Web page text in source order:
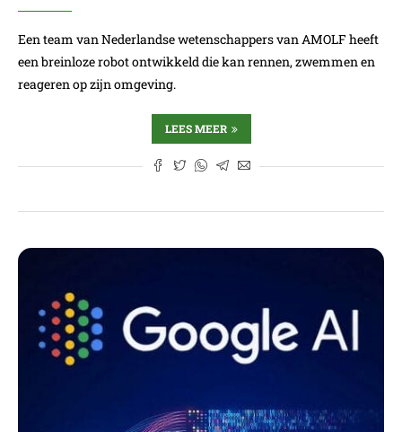
Een team van Nederlandse wetenschappers van AMOLF heeft
een breinloze robot ontwikkeld die kan rennen, zwemmen en
reageren op zijn omgeving.
LEES MEER